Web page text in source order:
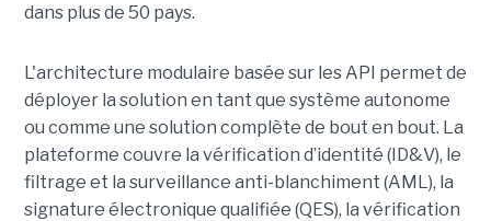
dans plus de 50 pays.
L'architecture modulaire basée sur les API permet de
déployer la solution en tant que système autonome
ou comme une solution complète de bout en bout. La
plateforme couvre la vérification d’identité (ID&V), le
filtrage et la surveillance anti-blanchiment (AML), la
signature électronique qualifiée (QES), la vérification